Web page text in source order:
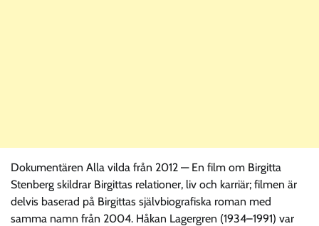
Dokumentären Alla vilda från 2012 — En film om Birgitta
Stenberg skildrar Birgittas relationer, liv och karriär; filmen är
delvis baserad på Birgittas självbiografiska roman med
samma namn från 2004. Håkan Lagergren (1934–1991) var